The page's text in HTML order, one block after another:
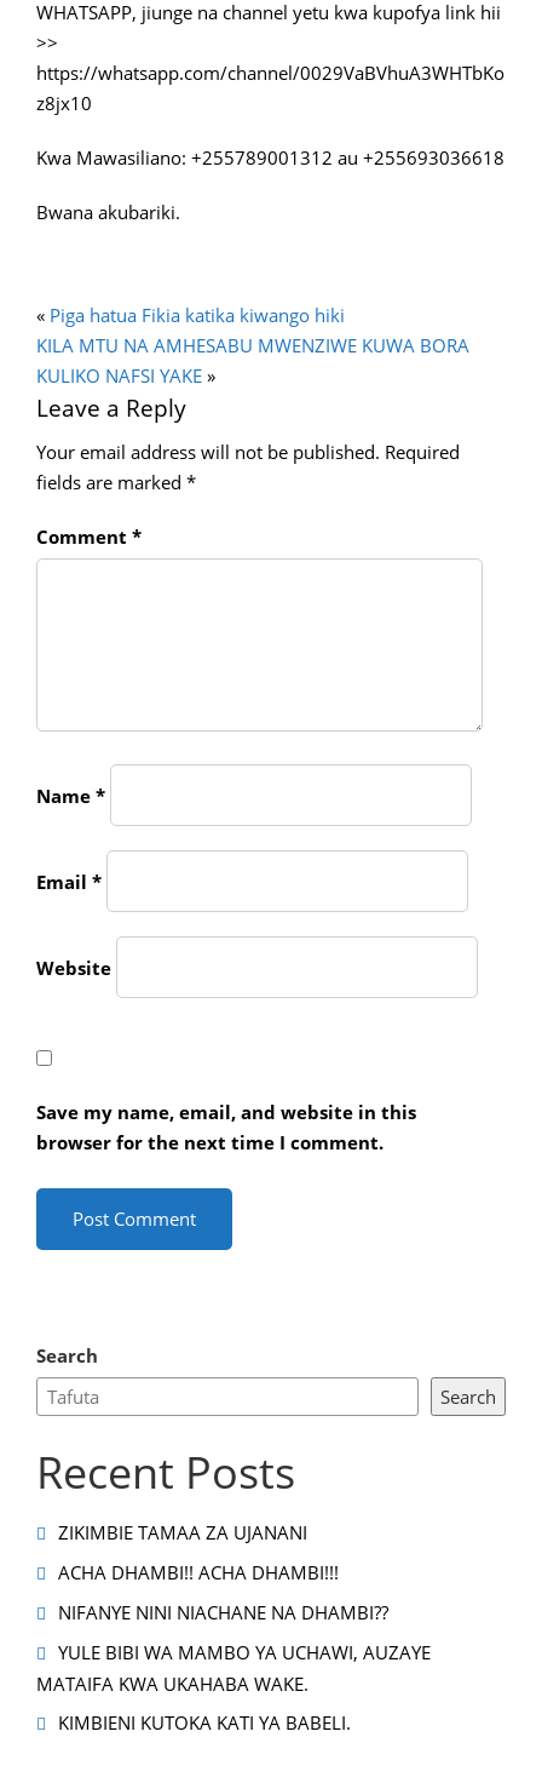
WHATSAPP, jiunge na channel yetu kwa kupofya link hii
>>
https://whatsapp.com/channel/0029VaBVhuA3WHTbKo
z8jx10
Kwa Mawasiliano: +255789001312 au +255693036618
Bwana akubariki.
« Piga hatua Fikia katika kiwango hiki
KILA MTU NA AMHESABU MWENZIWE KUWA BORA
KULIKO NAFSI YAKE »
Leave a Reply
Your email address will not be published. Required
fields are marked *
Comment *
Name *
Email *
Website
Save my name, email, and website in this
browser for the next time I comment.
Search
Search
Recent Posts
ZIKIMBIE TAMAA ZA UJANANI
ACHA DHAMBI!! ACHA DHAMBI!!!
NIFANYE NINI NIACHANE NA DHAMBI??
YULE BIBI WA MAMBO YA UCHAWI, AUZAYE
MATAIFA KWA UKAHABA WAKE.
KIMBIENI KUTOKA KATI YA BABELI.